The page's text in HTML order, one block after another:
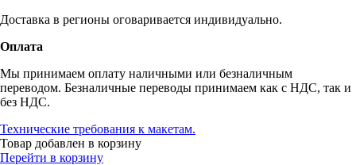
Доставка в регионы оговаривается индивидуально.
Оплата
Мы принимаем оплату наличными или безналичным
переводом. Безналичные переводы принимаем как с НДС, так и
без НДС.
Технические требования к макетам.
Товар добавлен в корзину
Перейти в корзину